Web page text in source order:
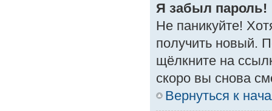
Я забыл пароль!
Не паникуйте!
получить новый.
щёлкните на
скоро вы снова
Вернуться к